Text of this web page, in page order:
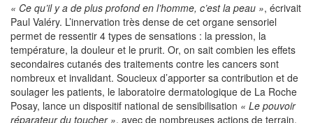
« Ce qu’il y a de plus profond en l’homme, c’est la peau », écrivait
Paul Valéry. L’innervation très dense de cet organe sensoriel
permet de ressentir 4 types de sensations : la pression, la
température, la douleur et le prurit. Or, on sait combien les effets
secondaires cutanés des traitements contre les cancers sont
nombreux et invalidant. Soucieux d’apporter sa contribution et de
soulager les patients, le laboratoire dermatologique de La Roche
Posay, lance un dispositif national de sensibilisation « Le pouvoir
réparateur du toucher », avec de nombreuses actions de terrain.